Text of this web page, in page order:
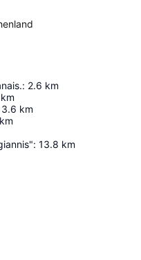
: 2.6 km
km
3.6 km
km
: 13.8 km